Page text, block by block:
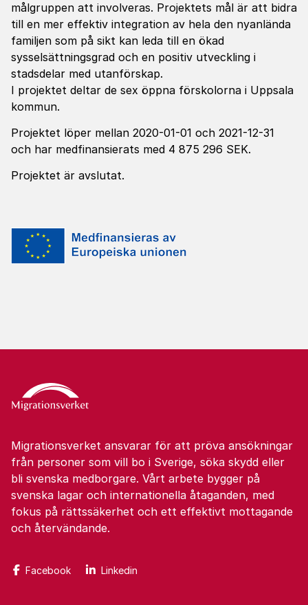
målgruppen att involveras. Projektets mål är att bidra
till en mer effektiv integration av hela den nyanlända
familjen som på sikt kan leda till en ökad
sysselsättningsgrad och en positiv utveckling i
stadsdelar med utanförskap.
I projektet deltar de sex öppna förskolorna i Uppsala
kommun.
Projektet löper mellan 2020-01-01 och 2021-12-31
och har medfinansierats med 4 875 296 SEK.
Projektet är avslutat.
Migrationsverket ansvarar för att pröva ansökningar
från personer som vill bo i Sverige, söka skydd eller
bli svenska medborgare. Vårt arbete bygger på
svenska lagar och internationella åtaganden, med
fokus på rättssäkerhet och ett effektivt mottagande
och återvändande.
Facebook Linkedin